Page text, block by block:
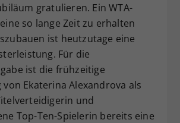
gratulieren. Ein WTA-
so lange Zeit zu erhalten
ist heutzutage eine
Für die
ist die frühzeitige
Ekaterina Alexandrova als
und
Top-Ten-Spielerin bereits eine